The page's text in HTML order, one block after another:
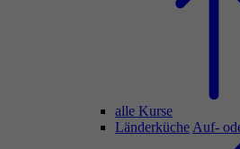
alle Kurse
Länderküche Auf-